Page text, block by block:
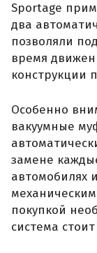
Sportage
два
позволяли
время
конструкции
Особенно
вакуумные
замене
автомобилях
покупкой
система